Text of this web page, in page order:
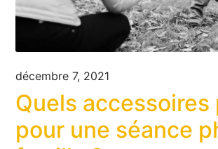
décembre 7, 2021
Quels accessoires
pour une séance